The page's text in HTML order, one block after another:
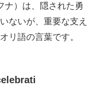
ナ）は、隠された勇
ないが、重要な支え
リ語の言葉です。